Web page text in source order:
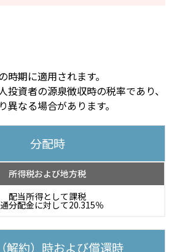
時期に適用されます。
投資者の源泉徴収時の税率であり、
異なる場合があります。
分配時
所得税および地方税
配当所得として課税
分配金に対して20.315％
解約）時および償還時